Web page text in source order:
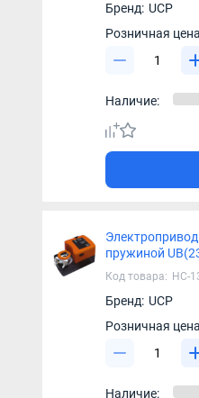
Бренд: UCP
Розничная
Наличие:
пружиной
Код товара: НС-
Бренд: UCP
Розничная
Наличие: